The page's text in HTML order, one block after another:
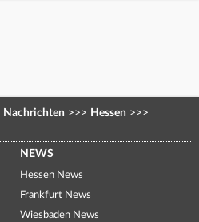
Nachrichten >>> Hessen >>>
NEWS
Hessen News
Frankfurt News
Wiesbaden News